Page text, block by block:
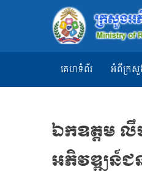
គេហទំព័រ អំពីក្រសួ
ឯកឧត្ដម
អភិវឌ្ឍន៍ជ